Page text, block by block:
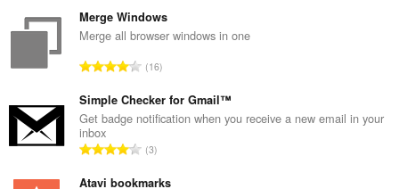
分
次
：
Merge Windows
Merge all browser windows in one
总
分
次
：
16
Simple Checker for Gmail™
Get badge notification when you receive a new email in your
inbox
总
分
3
Atavi bookmarks